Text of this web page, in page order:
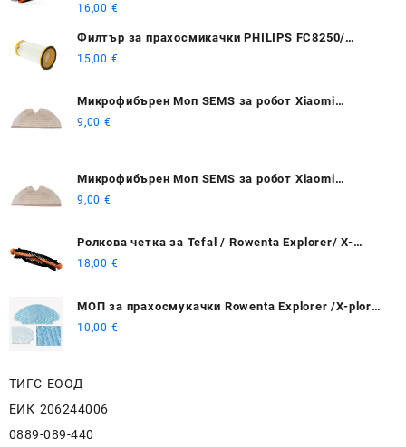
16,00 €
Филтър за прахосмикачки PHILIPS FC8250/
FC8254/ FC8256/ FC8272
15,00 €
Микрофибърен Моп SEMS за робот Xiaomi
Roborock S6 S5
9,00 €
Микрофибърен Моп SEMS за робот Xiaomi
Roborock S6 S5
9,00 €
Ролкова четка за Tefal / Rowenta Explorer/ X-
plorer 20 40 50
18,00 €
МОП за прахосмукачки Rowenta Explorer /X-plorer
20 40 50 75 Smart Force isweep X3
10,00 €
ТИГС ЕООД
ЕИК 206244006
0889-089-440